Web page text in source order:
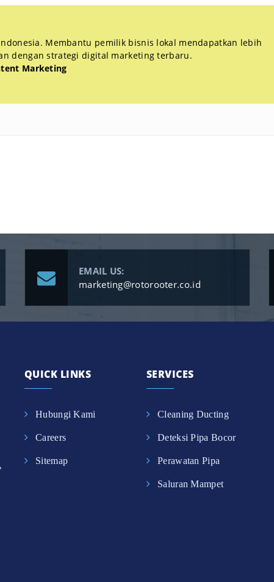
Membantu pemilik bisnis lokal mendapatkan lebih
dengan strategi digital marketing terbaru.
Marketing
EMAIL US:
marketing@rotorooter.co.id
QUICK LINKS
Hubungi Kami
Careers
Sitemap
SERVICES
Cleaning Ducting
Deteksi Pipa Bocor
Perawatan Pipa
Saluran Mampet